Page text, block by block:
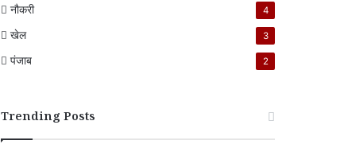
नौकरी 4
खेल 3
पंजाब 2
Trending Posts